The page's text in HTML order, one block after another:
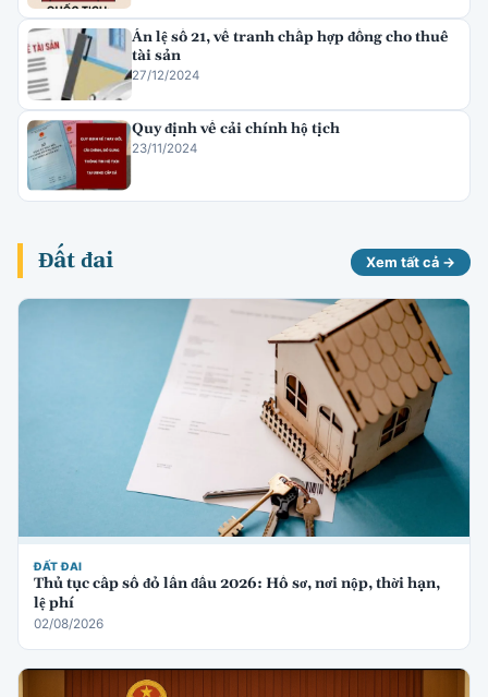
Án lệ số 21, về tranh chấp hợp đồng cho thuê
tài sản
27/12/2024
Quy định về cải chính hộ tịch
23/11/2024
Đất đai Xem tất cả →
ĐẤT ĐAI
Thủ tục cấp sổ đỏ lần đầu 2026: Hồ sơ, nơi nộp, thời hạn,
lệ phí
02/08/2026